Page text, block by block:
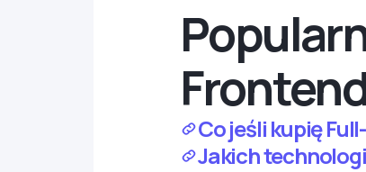
Co jeśli kupię
Jakich